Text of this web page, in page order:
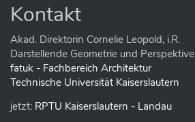
l
d
i
v
o
l
e
Kontakt
Akad. Direktorin Cornelie Leopold, i.R.
Darstellende Geometrie und Perspektive
fatuk - Fachbereich Architektur
Technische Universität Kaiserslautern
jetzt: RPTU Kaiserslautern - Landau